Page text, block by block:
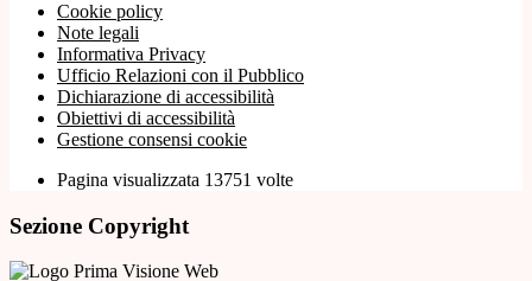
Cookie policy
Note legali
Informativa Privacy
Ufficio Relazioni con il Pubblico
Dichiarazione di accessibilità
Obiettivi di accessibilità
Gestione consensi cookie
Pagina visualizzata 13751 volte
Sezione Copyright